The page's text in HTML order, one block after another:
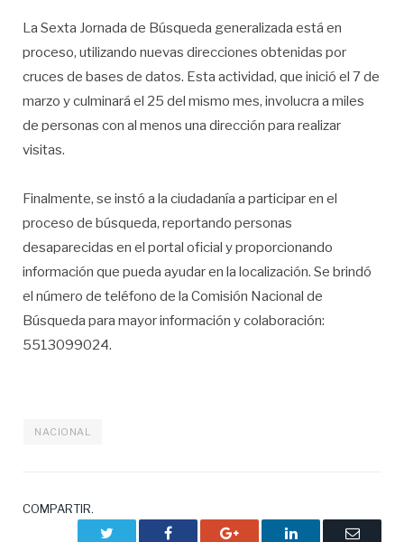
La Sexta Jornada de Búsqueda generalizada está en
proceso, utilizando nuevas direcciones obtenidas por
cruces de bases de datos. Esta actividad, que inició el 7 de
marzo y culminará el 25 del mismo mes, involucra a miles
de personas con al menos una dirección para realizar
visitas.
Finalmente, se instó a la ciudadanía a participar en el
proceso de búsqueda, reportando personas
desaparecidas en el portal oficial y proporcionando
información que pueda ayudar en la localización. Se brindó
el número de teléfono de la Comisión Nacional de
Búsqueda para mayor información y colaboración:
5513099024.
NACIONAL
COMPARTIR.
Facebook Google+ LinkedIn
Correo